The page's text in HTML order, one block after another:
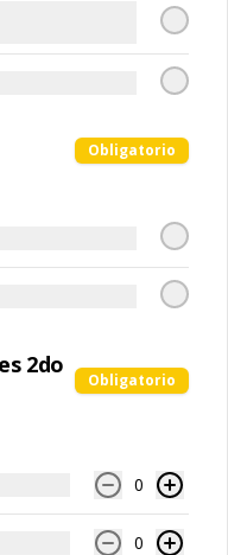
Bowl
de lechuga, jitomate
Solo
de totopos de maíz
Obligatorio
2do
Obligatorio
0
0